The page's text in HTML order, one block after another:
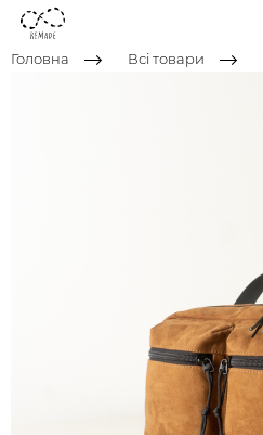
Головна Всі товари